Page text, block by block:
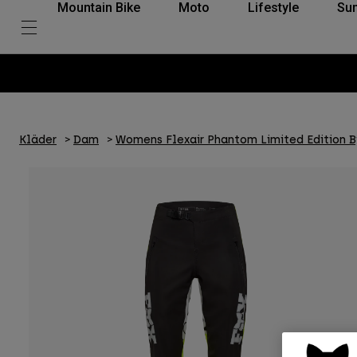
Mountain Bike Moto Lifestyle
Kläder Dam Womens Flexair Phantom Limited Edition